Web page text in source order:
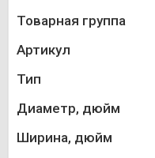
Товарная группа
Артикул
Тип
Диаметр, дюйм
Ширина, дюйм